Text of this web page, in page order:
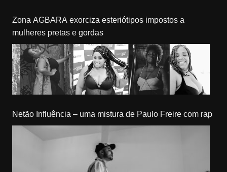
Zona AGBARA exorciza esteriótipos impostos a
mulheres pretas e gordas
Netão Influência – uma mistura de Paulo Freire com rap